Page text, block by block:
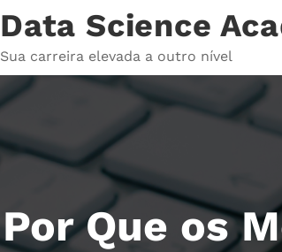
Data Science
Sua carreira elevada a outro nível
Por Que os